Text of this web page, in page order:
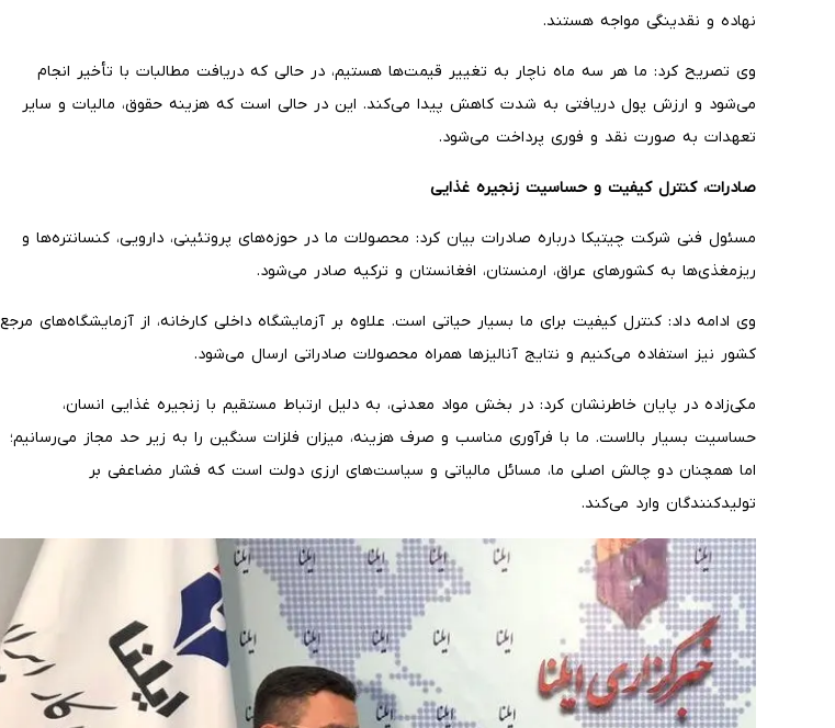
نهاده و نقدینگی مواجه‌ هستند.
وی تصریح کرد: ما هر سه ماه ناچار به تغییر قیمت‌ها هستیم، در حالی که دریافت مطالبات با تأخیر انجام
می‌شود و ارزش پول دریافتی به‌ شدت کاهش پیدا می‌کند. این در حالی است که هزینه حقوق، مالیات و سایر
تعهدات به صورت نقد و فوری پرداخت می‌شود.
صادرات، کنترل کیفیت و حساسیت زنجیره غذایی
مسئول فنی شرکت چیتیکا درباره صادرات بیان کرد: محصولات ما در حوزه‌های پروتئینی، دارویی، کنسانتره‌ها و
ریزمغذی‌ها به کشورهای عراق، ارمنستان، افغانستان و ترکیه صادر می‌شود.
وی ادامه داد: کنترل کیفیت برای ما بسیار حیاتی است. علاوه بر آزمایشگاه داخلی کارخانه، از آزمایشگاه‌های مرجع
کشور نیز استفاده می‌کنیم و نتایج آنالیزها همراه محصولات صادراتی ارسال می‌شود.
مکی‌زاده در پایان خاطرنشان کرد: در بخش مواد معدنی، به دلیل ارتباط مستقیم با زنجیره غذایی انسان،
حساسیت بسیار بالاست. ما با فرآوری مناسب و صرف هزینه، میزان فلزات سنگین را به زیر حد مجاز می‌رسانیم؛
اما همچنان دو چالش اصلی ما، مسائل مالیاتی و سیاست‌های ارزی دولت است که فشار مضاعفی بر
تولیدکنندگان وارد می‌کند.